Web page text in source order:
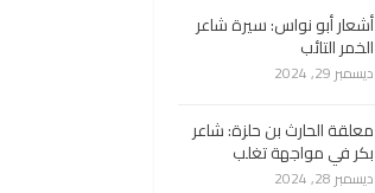
أشعار أبو نواس: سيرة شاعر
الخمر التائب
ديسمبر 29, 2024
معلقة الحارث بن حلزة: شاعر
بكر في مواجهة تغلب
ديسمبر 28, 2024